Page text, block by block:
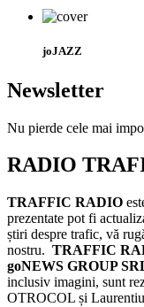
joJAZZ
Newsletter
Nu pierde cele mai
RADIO
TRAFFIC RADIO
prezentate pot fi
știri despre trafic, vă
nostru. TRAFFIC
goNEWS GROUP
inclusiv imagini, sunt
OTROCOL și